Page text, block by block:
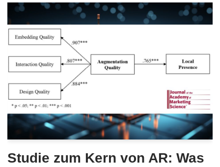
Studie zum Kern von AR: Was